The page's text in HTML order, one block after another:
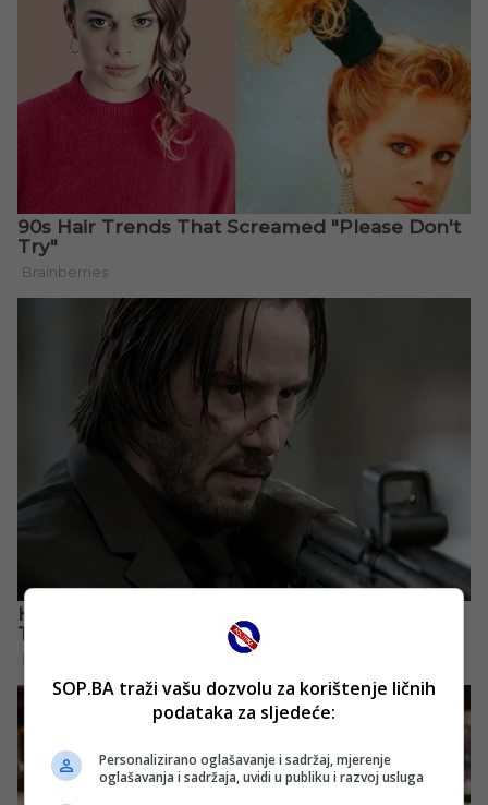
SOP.BA traži vašu dozvolu za korištenje ličnih
podataka za sljedeće:
Personalizirano oglašavanje i sadržaj, mjerenje
oglašavanja i sadržaja, uvidi u publiku i razvoj usluga